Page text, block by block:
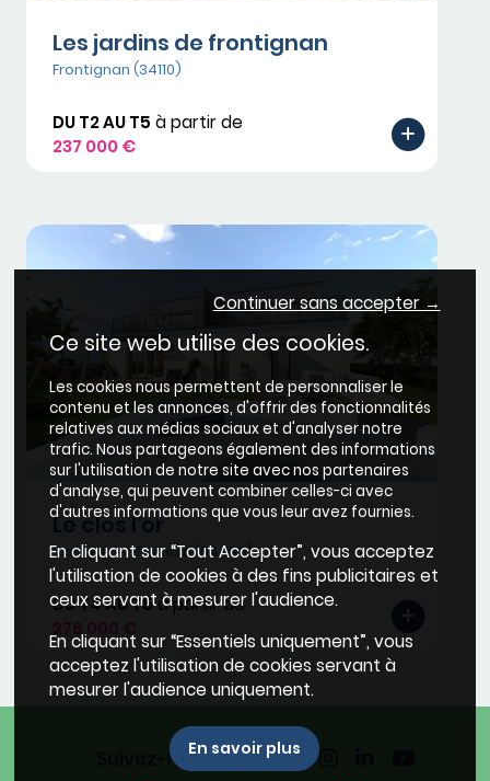
Les jardins de frontignan
Frontignan (34110)
DU T2 AU T5 à partir de
237 000 €
Le clos l'or
Cosnes-et-Romain (54400)
DU T4 AU T5à partir de
Suivez-nous
Continuer sans accepter →
Ce site web utilise des cookies.
Les cookies nous permettent de personnaliser le
contenu et les annonces, d'offrir des fonctionnalités
relatives aux médias sociaux et d'analyser notre
trafic. Nous partageons également des informations
sur l'utilisation de notre site avec nos partenaires
d'analyse, qui peuvent combiner celles-ci avec
d'autres informations que vous leur avez fournies.
En cliquant sur “Tout Accepter”, vous acceptez
l'utilisation de cookies à des fins publicitaires et
ceux servant à mesurer l'audience.
En cliquant sur “Essentiels uniquement”, vous
acceptez l'utilisation de cookies servant à
mesurer l'audience uniquement.
En savoir plus